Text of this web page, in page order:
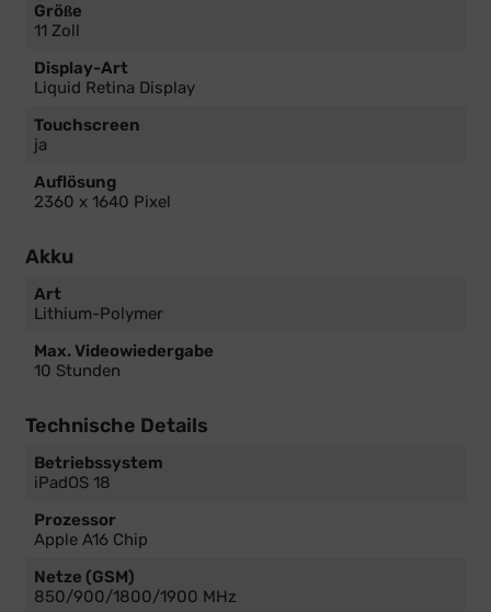
Größe
11 Zoll
Display-Art
Liquid Retina Display
Touchscreen
ja
Auflösung
2360 x 1640 Pixel
Akku
Art
Lithium-Polymer
Max. Videowiedergabe
10 Stunden
Technische Details
Betriebssystem
iPadOS 18
Prozessor
Apple A16 Chip
Netze (GSM)
850/900/1800/1900 MHz